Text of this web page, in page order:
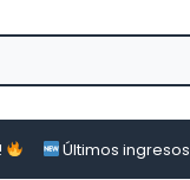
Últimos ingresos